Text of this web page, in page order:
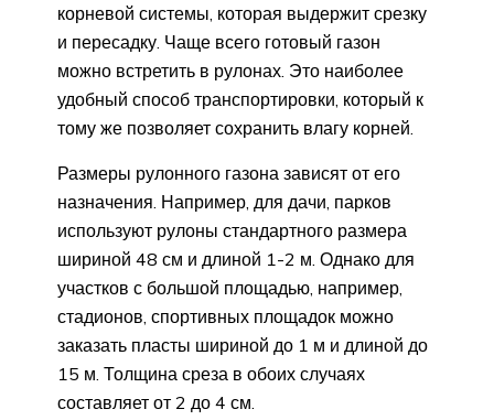
корневой системы, которая выдержит срезку
и пересадку. Чаще всего готовый газон
можно встретить в рулонах. Это наиболее
удобный способ транспортировки, который к
тому же позволяет сохранить влагу корней.
Размеры рулонного газона зависят от его
назначения. Например, для дачи, парков
используют рулоны стандартного размера
шириной 48 см и длиной 1-2 м. Однако для
участков с большой площадью, например,
стадионов, спортивных площадок можно
заказать пласты шириной до 1 м и длиной до
15 м. Толщина среза в обоих случаях
составляет от 2 до 4 см.